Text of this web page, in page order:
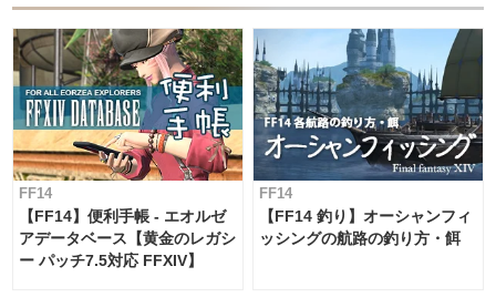
FF14
【FF14】便利手帳 - エオルゼ
アデータベース【黄金のレガシ
ー パッチ7.5対応 FFXIV】
FF14
【FF14 釣り】オーシャンフィ
ッシングの航路の釣り方・餌